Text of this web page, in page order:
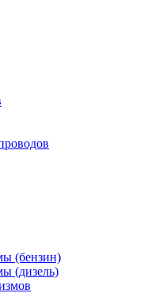
(бензин)
(дизель)